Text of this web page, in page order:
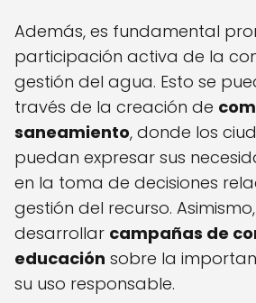
Además, es fundamental
participación activa de la
gestión del agua. Esto se
través de la creación de
saneamiento, donde los
puedan expresar sus
en la toma de decisiones
gestión del recurso.
desarrollar campañas de
educación sobre la
su uso responsable.